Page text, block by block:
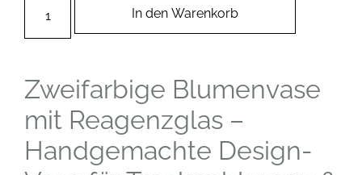
In den Warenkorb
Zweifarbige Blumenvase
mit Reagenzglas –
Handgemachte Design-